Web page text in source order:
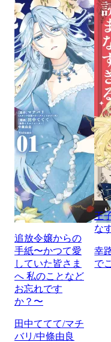
追放令嬢からの
手紙〜かつて愛
していた皆さま
へ 私のことなど
お忘れです
か？〜
田中ててて/マチ
バリ/中條由良
王
な
幸
でこ